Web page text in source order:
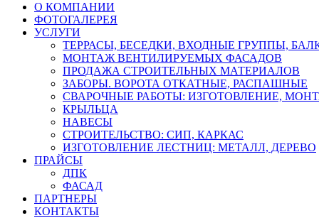
О КОМПАНИИ
ФОТОГАЛЕРЕЯ
УСЛУГИ
ТЕРРАСЫ, БЕСЕДКИ, ВХОДНЫЕ ГРУППЫ,
МОНТАЖ ВЕНТИЛИРУЕМЫХ ФАСАДОВ
ПРОДАЖА СТРОИТЕЛЬНЫХ МАТЕРИАЛОВ
ЗАБОРЫ. ВОРОТА ОТКАТНЫЕ, РАСПАШНЫЕ
СВАРОЧНЫЕ РАБОТЫ: ИЗГОТОВЛЕНИЕ,
КРЫЛЬЦА
НАВЕСЫ
СТРОИТЕЛЬСТВО: СИП, КАРКАС
ИЗГОТОВЛЕНИЕ ЛЕСТНИЦ: МЕТАЛЛ, ДЕРЕВО
ПРАЙСЫ
ДПК
ФАСАД
ПАРТНЕРЫ
КОНТАКТЫ